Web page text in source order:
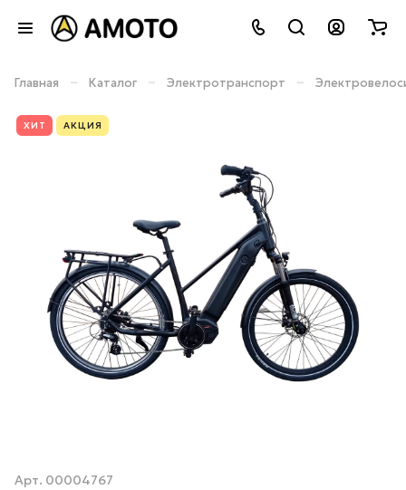
Главная – Каталог – Электротранспорт –
ХИТ АКЦИЯ
Арт. 00004767